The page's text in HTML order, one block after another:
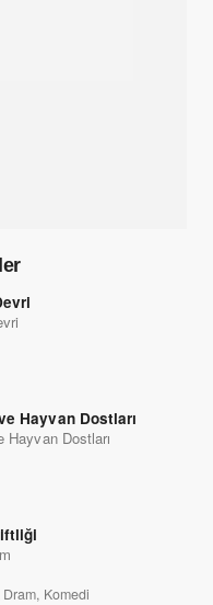
Hayvan Dostları
Hayvan Dostları
Komedi